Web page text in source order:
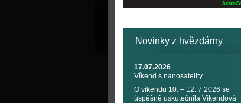
Novinky z hvězdárny
17.07.2026
Víkend s nanosatelity
O víkendu 10. – 12. 7 2026 se
úspěšně uskutečnila Víkendová